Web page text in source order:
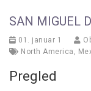
SAN MIGUEL
01. januar 1
North America ,
Pregled